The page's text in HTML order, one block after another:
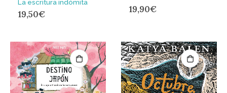
La escritura indómita
19,50€ 19,90€